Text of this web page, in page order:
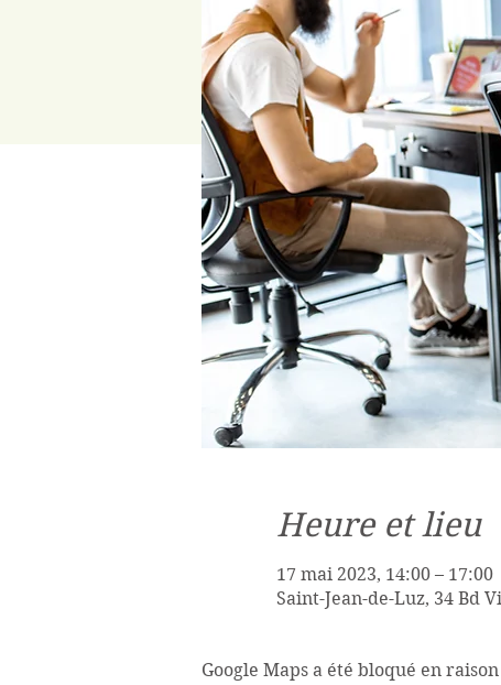
Heure et lieu
17 mai 2023, 14:00 – 17:00
Saint-Jean-de-Luz, 34 Bd
Google Maps a été bloqué en